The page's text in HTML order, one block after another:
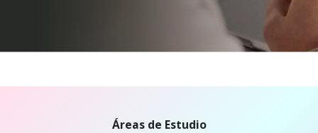
Áreas de Estudio